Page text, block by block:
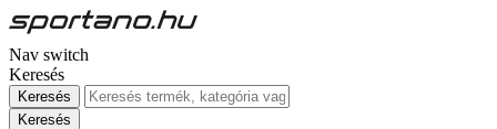
Nav switch
Keresés
Keresés
Keresés